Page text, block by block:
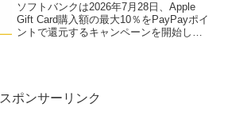
ソフトバンクは2026年7月28日、Apple
Gift Card購入額の最大10％をPayPayポイ
ントで還元するキャンペーンを開始し
スポンサーリンク